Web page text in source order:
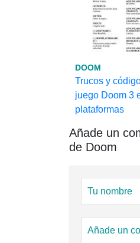
DOOM
Trucos y
juego Doom 3
plataformas
Añade un
de Doom